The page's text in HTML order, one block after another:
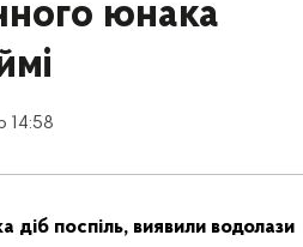
юнака
14:58
поспіль, виявили водолази